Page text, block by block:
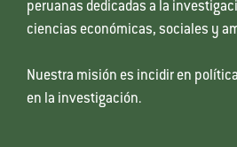
peruanas dedicadas a la
ciencias económicas, sociales y
Nuestra misión es incidir en
en la investigación.